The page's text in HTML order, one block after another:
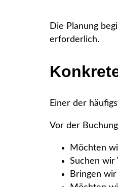
Die Planung
erforderlich.
Einer der
Vor der
Möchten
Suchen wir
Bringen